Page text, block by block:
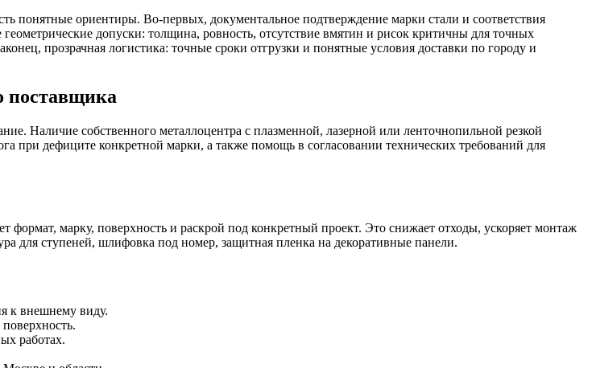
понятные ориентиры. Во‑первых, документальное подтверждение марки стали и соответствия
допуски: толщина, ровность, отсутствие вмятин и рисок критичны для точных
прозрачная логистика: точные сроки отгрузки и понятные условия доставки по городу и
поставщика
Наличие собственного металлоцентра с плазменной, лазерной или ленточнопильной резкой
дефиците конкретной марки, а также помощь в согласовании технических требований для
марку, поверхность и раскрой под конкретный проект. Это снижает отходы, ускоряет монтаж
для ступеней, шлифовка под номер, защитная пленка на декоративные панели.
к внешнему виду.
работах.